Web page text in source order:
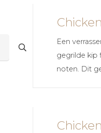
Een
gegrilde kip
noten. Dit